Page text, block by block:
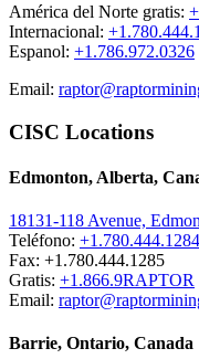
América del Norte gratis:
Internacional:
Espanol: +1.786.972.0326
Email:
CISC Locations
Edmonton, Alberta,
18131-118 Avenue,
Teléfono: +1.780.444.1284
Fax: +1.780.444.1285
Gratis: +1.866.9RAPTOR
Email:
Barrie, Ontario, Canada